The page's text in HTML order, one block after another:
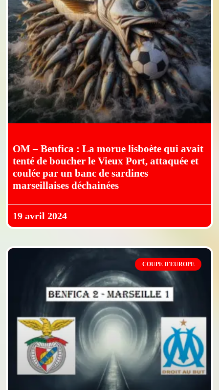
OM – Benfica : La morue lisboète qui avait
tenté de boucher le Vieux Port, attaquée et
coulée par un banc de sardines
marseillaises déchainées
19 avril 2024
COUPE D'EUROPE